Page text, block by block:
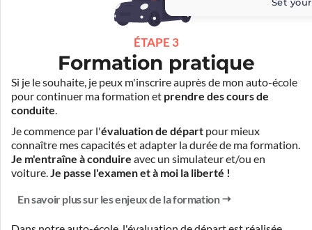
ÉTAPE 3
Formation pratique
Si je le souhaite, je peux m'inscrire auprès de mon auto-école
pour continuer ma formation et prendre des cours de
conduite.
Je commence par l'évaluation de départ pour mieux
connaître mes capacités et adapter la durée de ma formation.
Je m'entraîne à conduire avec un simulateur et/ou en
voiture.Je passe l'examen et à moi la liberté !
En savoir plus sur les enjeux de la formation